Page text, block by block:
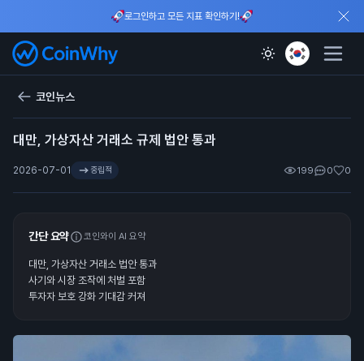
로그인하고 모든 지표 확인하기!
코인뉴스
대만, 가상자산 거래소 규제 법안 통과
2026-07-01 중립적 199 0 0
간단 요약 코인와이 AI 요약
대만, 가상자산 거래소 법안 통과
사기와 시장 조작에 처벌 포함
투자자 보호 강화 기대감 커져